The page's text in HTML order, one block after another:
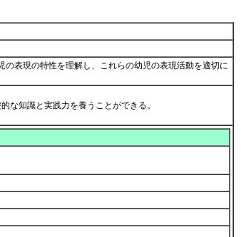
表現の特性を理解し、これらの幼児の表現活動を適切に
な知識と実践力を養うことができる。